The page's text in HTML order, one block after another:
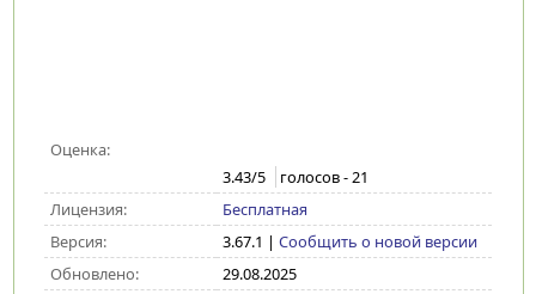
Оценка:
3.43/5 голосов -21
Лицензия:
Бесплатная
Версия:
3.67.1 | Сообщить о новой версии
Обновлено:
29.08.2025